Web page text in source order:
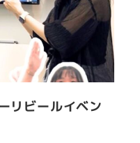
リビールイベン